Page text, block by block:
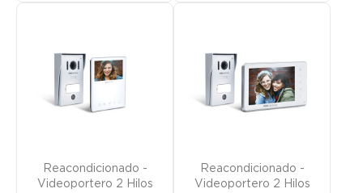
Reacondicionado -
Videoportero 2 Hilos
Reacondicionado -
Videoportero 2 Hilos